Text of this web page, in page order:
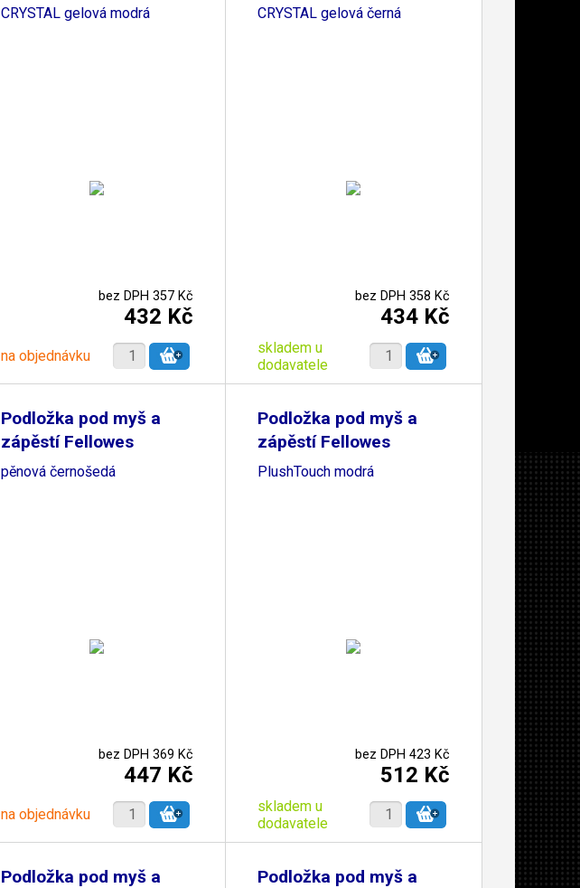
CRYSTAL gelová modrá
bez DPH 357 Kč
432 Kč
na objednávku
CRYSTAL gelová černá
bez DPH 358 Kč
434 Kč
skladem u
dodavatele
Podložka pod myš a
zápěstí Fellowes
pěnová černošedá
bez DPH 369 Kč
447 Kč
na objednávku
Podložka pod myš a
zápěstí Fellowes
PlushTouch modrá
bez DPH 423 Kč
512 Kč
skladem u
dodavatele
Podložka pod myš a
Podložka pod myš a